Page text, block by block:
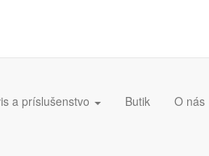
a príslušenstvo Butik O nás